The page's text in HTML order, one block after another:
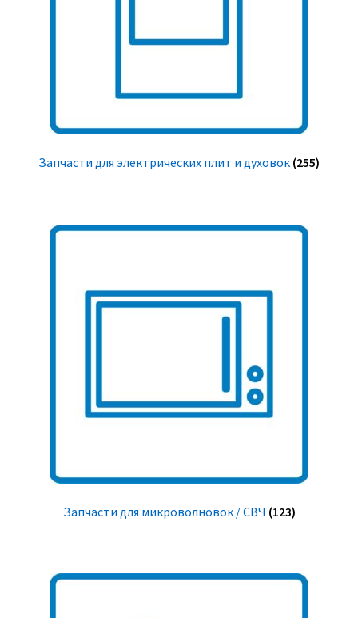
Запчасти для электрических плит и духовок (255)
Запчасти для микроволновок / СВЧ (123)